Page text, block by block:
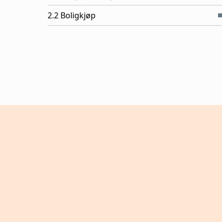
2.2 Boligkjøp